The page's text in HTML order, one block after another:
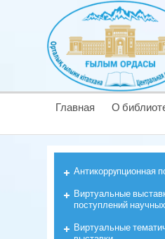
Главная О
Антикоррyпционная
Виртуальные
поступлений
Виртуальные